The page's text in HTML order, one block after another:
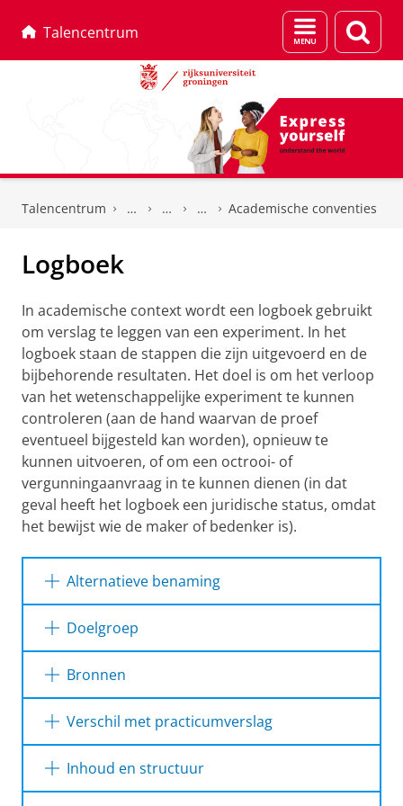
Talencentrum
Menu
en
Talencentrum Academische conventies
Logboek
In academische context wordt een logboek gebruikt
om verslag te leggen van een experiment. In het
logboek staan de stappen die zijn uitgevoerd en de
bijbehorende resultaten. Het doel is om het verloop
van het wetenschappelijke experiment te kunnen
controleren (aan de hand waarvan de proef
eventueel bijgesteld kan worden), opnieuw te
kunnen uitvoeren, of om een octrooi- of
vergunningaanvraag in te kunnen dienen (in dat
geval heeft het logboek een juridische status, omdat
het bewijst wie de maker of bedenker is).
Alternatieve benaming
labjournaal
verslag van practicum/onderzoek
verslag van laboratoriumexperiment
onderzoeksverslag (maar dan wel van een
specifieke vorm van onderzoek)
Doelgroep
Mede-onderzoekers en begeleiders binnen
het instituut waar het onderzoek plaatsvindt.
Bronnen
Eigen handelingen bij (veld)onderzoek en/of
een laboratoriumexperiment en de
natuurwetenschappelijke disciplines).
Verschil met practicumverslag
De gegevens in het logboek kunnen dienen als
opzet voor eenpracticumverslag
Inhoud en structuur